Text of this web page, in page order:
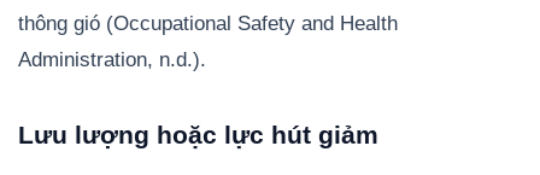
thông gió (Occupational Safety and Health
Administration, n.d.).
Lưu lượng hoặc lực hút giảm